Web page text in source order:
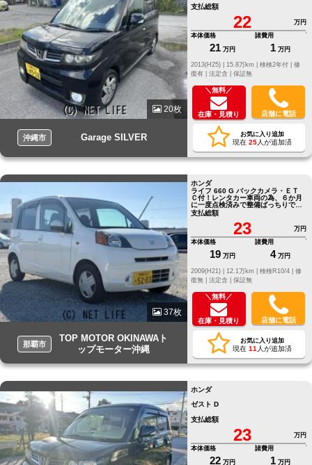
20枚
沖縄市 Garage SILVER
支払総額
22
万円
本体価格
21 万円
諸費用
1 万円
修
復有 | 法定含 | 保証無
＼無料／
在庫・見積り 店舗に電話
お気に入り追加
現在 25人が追加済
37枚
那覇市
TOP MOTOR OKINAWAト
ップモーター沖縄
ホンダ
ライフ 660 G バックカメラ・ＥＴ
Ｃ付！レンタカー車両の為、６か月
に一度点検済みで整備ばっちりで
す！
支払総額
23
万円
本体価格
19 万円
諸費用
4 万円
修
復無 | 法定含 | 保証無
＼無料／
在庫・見積り 店舗に電話
お気に入り追加
現在 11 人が追加済
ホンダ
ゼスト D
支払総額
23
万円
本体価格
22 万円
諸費用
1 万円